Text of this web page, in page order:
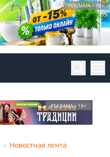
РЕКЛАМА • 18+
РЕКЛАМА • 18+
Новостная лента